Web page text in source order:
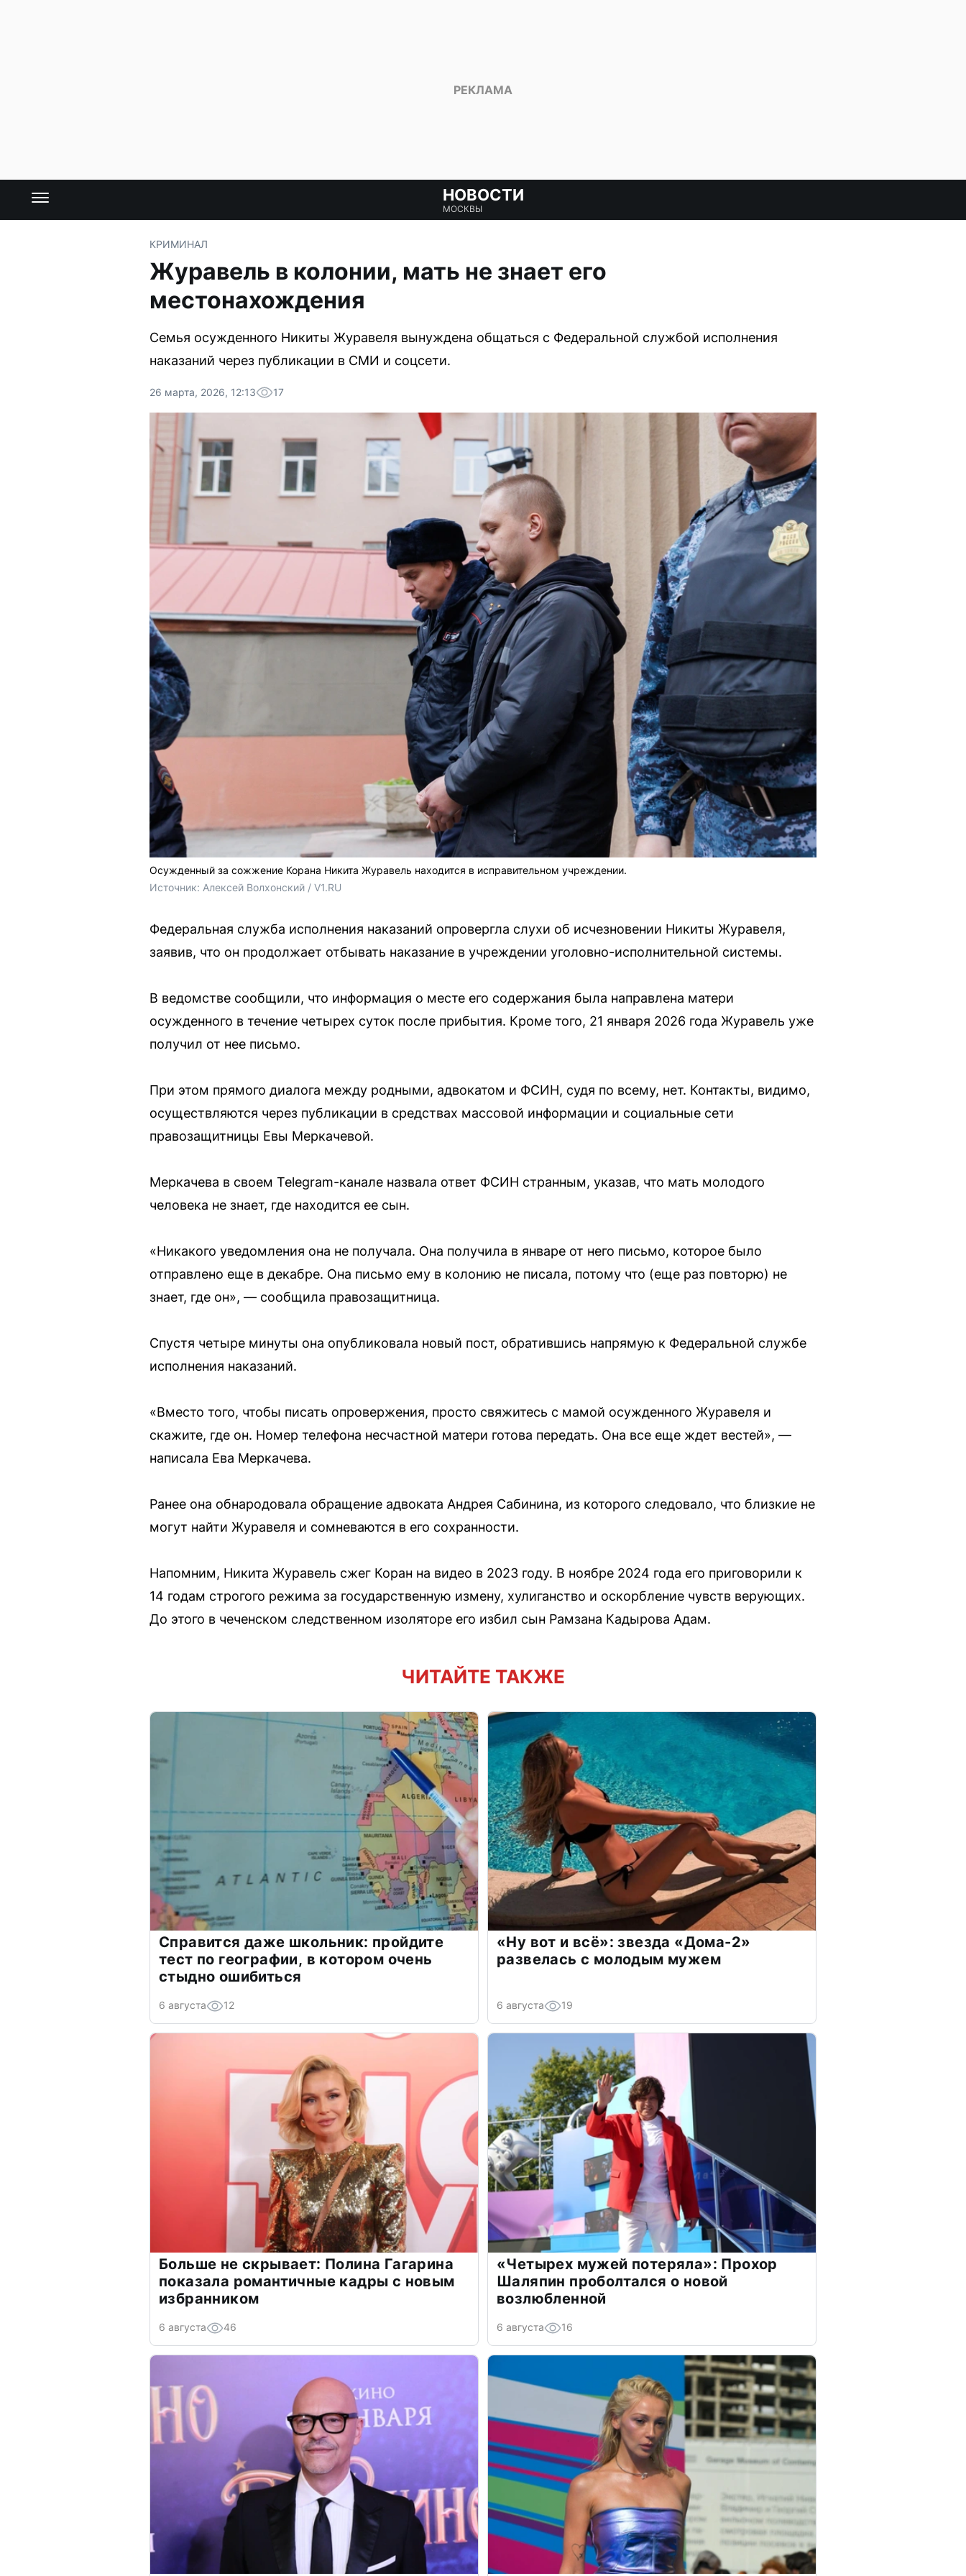
НОВОСТИ
МОСКВЫ
КРИМИНАЛ
Журавель в колонии, мать не знает его
местонахождения
Семья осужденного Никиты Журавеля вынуждена общаться с Федеральной службой исполнения
наказаний через публикации в СМИ и соцсети.
26 марта, 2026, 12:13 17
Осужденный за сожжение Корана Никита Журавель находится в исправительном учреждении.
Источник: Алексей Волхонский / V1.RU
Федеральная служба исполнения наказаний опровергла слухи об исчезновении Никиты Журавеля,
заявив, что он продолжает отбывать наказание в учреждении уголовно-исполнительной системы.
В ведомстве сообщили, что информация о месте его содержания была направлена матери
осужденного в течение четырех суток после прибытия. Кроме того, 21 января 2026 года Журавель уже
получил от нее письмо.
При этом прямого диалога между родными, адвокатом и ФСИН, судя по всему, нет. Контакты, видимо,
осуществляются через публикации в средствах массовой информации и социальные сети
правозащитницы Евы Меркачевой.
Меркачева в своем Telegram-канале назвала ответ ФСИН странным, указав, что мать молодого
человека не знает, где находится ее сын.
«Никакого уведомления она не получала. Она получила в январе от него письмо, которое было
отправлено еще в декабре. Она письмо ему в колонию не писала, потому что (еще раз повторю) не
знает, где он», — сообщила правозащитница.
Спустя четыре минуты она опубликовала новый пост, обратившись напрямую к Федеральной службе
исполнения наказаний.
«Вместо того, чтобы писать опровержения, просто свяжитесь с мамой осужденного Журавеля и
скажите, где он. Номер телефона несчастной матери готова передать. Она все еще ждет вестей», —
написала Ева Меркачева.
Ранее она обнародовала обращение адвоката Андрея Сабинина, из которого следовало, что близкие не
могут найти Журавеля и сомневаются в его сохранности.
Напомним, Никита Журавель сжег Коран на видео в 2023 году. В ноябре 2024 года его приговорили к
14 годам строгого режима за государственную измену, хулиганство и оскорбление чувств верующих.
До этого в чеченском следственном изоляторе его избил сын Рамзана Кадырова Адам.
ЧИТАЙТЕ ТАКЖЕ
Справится даже школьник: пройдите
тест по географии, в котором очень
стыдно ошибиться
6 августа 12
«Ну вот и всё»: звезда «Дома-2»
развелась с молодым мужем
6 августа 19
Больше не скрывает: Полина Гагарина
показала романтичные кадры с новым
избранником
6 августа 46
«Четырех мужей потеряла»: Прохор
Шаляпин проболтался о новой
возлюбленной
6 августа 16